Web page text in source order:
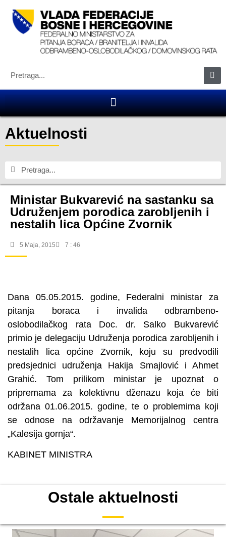
Aktuelnosti
Ministar Bukvarević na sastanku sa
Udruženjem porodica zarobljenih i
nestalih lica Općine Zvornik
5 Maja, 2015 7 : 46
Dana 05.05.2015. godine, Federalni ministar za
pitanja boraca i invalida odbrambeno-
oslobodilačkog rata Doc. dr. Salko Bukvarević
primio je delegaciju Udruženja porodica zarobljenih i
nestalih lica općine Zvornik, koju su predvodili
predsjednici udruženja Hakija Smajlović i Ahmet
Grahić. Tom prilikom ministar je upoznat o
pripremama za kolektivnu dženazu koja će biti
održana 01.06.2015. godine, te o problemima koji
se odnose na održavanje Memorijalnog centra
„Kalesija gornja“.
KABINET MINISTRA
Ostale aktuelnosti